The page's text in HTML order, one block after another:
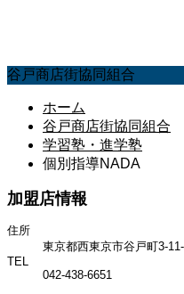
谷戸商店街協同組合
ホーム
谷戸商店街協同組合
学習塾・進学塾
個別指導NADA
加盟店情報
住所
東京都西東京市谷戸町3-
TEL
042-438-6651